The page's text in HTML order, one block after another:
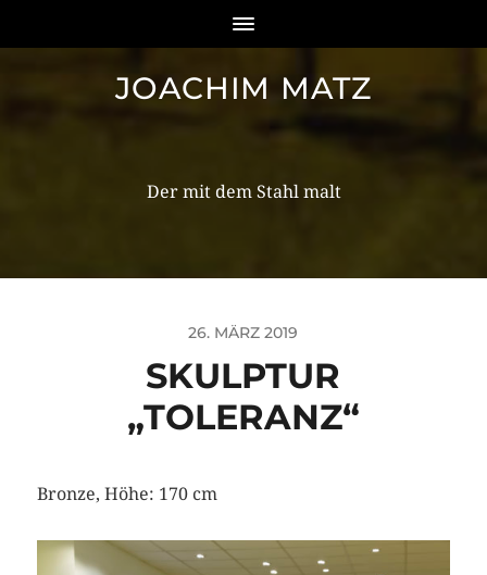
JOACHIM MATZ
26. MÄRZ 2019
SKULPTUR
„TOLERANZ“
Bronze, Höhe: 170 cm